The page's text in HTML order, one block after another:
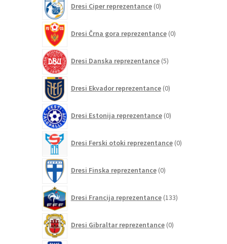
Dresi Ciper reprezentance 0izdelkov
Dresi Črna gora reprezentance 0izdelkov
Dresi Danska reprezentance 5izdelkov
Dresi Ekvador reprezentance 0izdelkov
Dresi Estonija reprezentance 0izdelkov
Dresi Ferski otoki reprezentance 0izdelkov
Dresi Finska reprezentance 0izdelkov
Dresi Francija reprezentance 133izdelkov
Dresi Gibraltar reprezentance 0izdelkov